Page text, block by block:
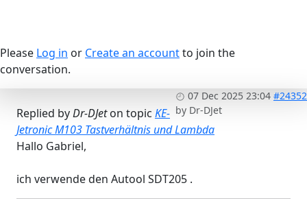
Please Log in or Create an accountto join the
conversation.
07 Dec 2025 23:04 #24352
by Dr-DJet
Replied byDr-DJeton topic KE-
Jetronic M103 Tastverhältnis und Lambda
Hallo Gabriel,
ich verwende den Autool SDT205 .